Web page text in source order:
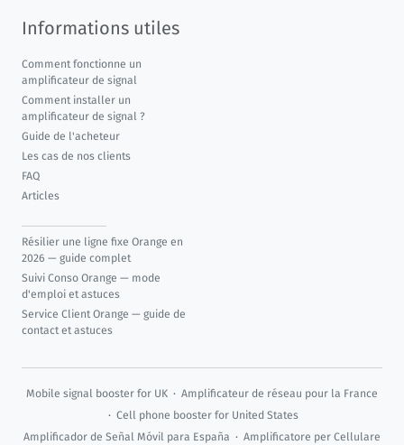
Informations utiles
Comment fonctionne un
amplificateur de signal
Comment installer un
amplificateur de signal ?
Guide de l'acheteur
Les cas de nos clients
FAQ
Articles
Résilier une ligne fixe Orange en
2026 — guide complet
Suivi Conso Orange — mode
d'emploi et astuces
Service Client Orange — guide de
contact et astuces
Mobile signal booster for UK · Amplificateur de réseau pour la France
· Cell phone booster for United States
Amplificador de Señal Móvil para España · Amplificatore per Cellulare